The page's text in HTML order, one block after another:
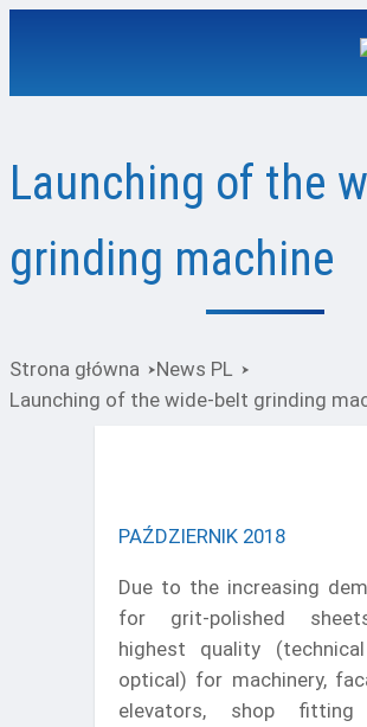
Launching of the
grinding machine
Strona główna
News PL
Launching of the wide-belt grinding
PAŹDZIERNIK 2018
Due to the increasing
for grit-polished
highest quality
optical) for machinery,
elevators, shop fitting